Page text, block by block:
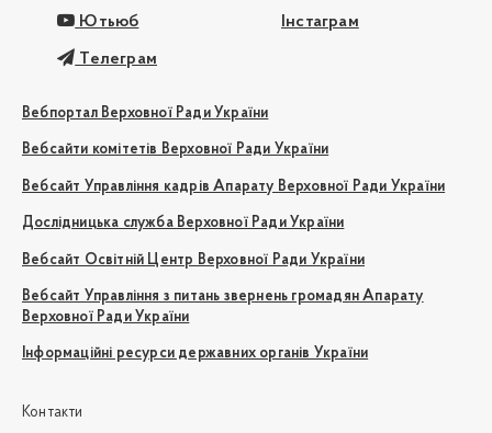
Ютьюб Інстаграм
Телеграм
Вебпортал Верховної Ради України
Вебсайти комітетів Верховної Ради України
Вебсайт Управління кадрів Апарату Верховної Ради України
Дослідницька служба Верховної Ради України
Вебсайт Освітній Центр Верховної Ради України
Вебсайт Управління з питань звернень громадян Апарату
Верховної Ради України
Інформаційні ресурси державних органів України
Контакти